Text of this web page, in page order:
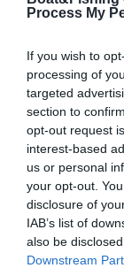
Process My
If you wish to
processing of
targeted
section to
opt-out request
interest-based
us or personal
your opt-out.
disclosure of
IAB’s list of
also be
Downstream
Υπάρχουν
εμφανίσουν το
οποίο έχουμε
Επίσης, σε
επεισόδιο
παρουσία
επόμενης
δεδομένα, σε
υποστηρίζουν
παράγοντας
χρειάζεται